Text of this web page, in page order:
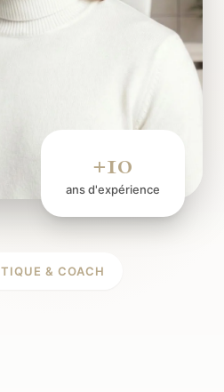
+10
ans d'expérience
& COACH